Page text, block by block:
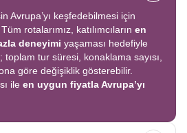
Avrupa’yı keşfedebilmesi için
rotalarımız, katılımcıların en
deneyimi yaşaması hedefiyle
toplam tur süresi, konaklama sayısı,
göre değişiklik gösterebilir.
ile en uygun fiyatla Avrupa’yı